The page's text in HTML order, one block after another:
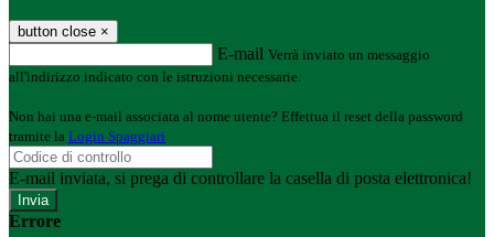
button close ×
E-mail Verrà inviato un messaggio
all'indirizzo indicato con le istruzioni necessarie.
Non hai una e-mail associata al nome utente? Effettua il reset della password
tramite la Login Spaggiari
E-mail inviata, si prega di controllare la casella di posta elettronica!
Errore